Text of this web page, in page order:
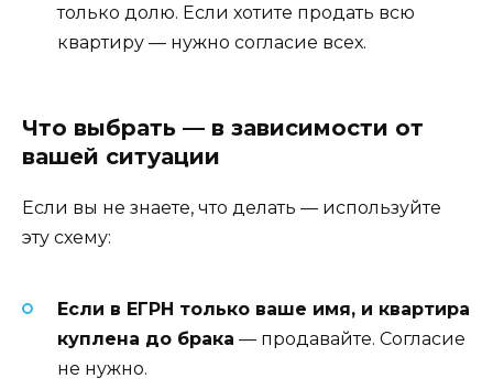
только долю. Если хотите продать всю
квартиру — нужно согласие всех.
Что выбрать — в зависимости от
вашей ситуации
Если вы не знаете, что делать — используйте
эту схему:
Если в ЕГРН только ваше имя, и квартира
куплена до брака — продавайте. Согласие
не нужно.